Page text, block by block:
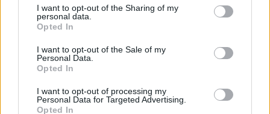
I want to opt-out of the Sharing of my
personal data.
Opted In
I want to opt-out of the Sale of my
Personal Data.
Opted In
I want to opt-out of processing my
Personal Data for Targeted Advertising.
Opted In
tartozik, melynek olvasása előfizetéses
regisztrációhoz kötött.
Az előfizetés a következőket tartalmazza:
Portfolio.hu teljes cikkarchívum
Kötéslisták: BÉT elmúlt 2 év napon belüli
kötéslistái